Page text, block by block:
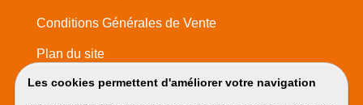
Les cookies permettent d'améliorer votre navigation
Conditions Générales de Vente
Plan du site